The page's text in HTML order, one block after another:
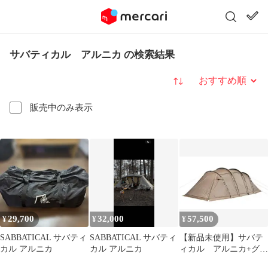
サバティカル アルニカ の検索結果
販売中のみ表示
並び替え
¥29,700
SABBATICAL サバティ
カル アルニカ
¥32,000
SABBATICAL サバティ
カル アルニカ
¥57,500
【新品未使用】サバテ
ィカル アルニカ+グラ